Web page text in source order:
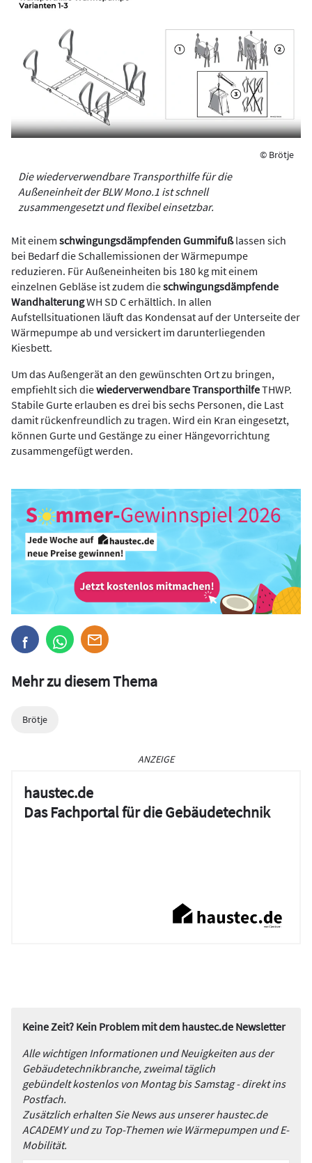
© Brötje
Die wiederverwendbare Transporthilfe für die
Außeneinheit der BLW Mono.1 ist schnell
zusammengesetzt und flexibel einsetzbar.
Mit einem schwingungsdämpfenden Gummifußlassen sich
bei Bedarf die Schallemissionen der Wärmepumpe
reduzieren. Für Außeneinheiten bis 180 kg mit einem
einzelnen Gebläse ist zudem dieschwingungsdämpfende
WandhalterungWH SD C erhältlich. In allen
Aufstellsituationen läuft das Kondensat auf der Unterseite der
Wärmepumpe ab und versickert im darunterliegenden
Kiesbett.
Um das Außengerät an den gewünschten Ort zu bringen,
empfiehlt sich diewiederverwendbare TransporthilfeTHWP.
Stabile Gurte erlauben es drei bis sechs Personen, die Last
damit rückenfreundlich zu tragen. Wird ein Kran eingesetzt,
können Gurte und Gestänge zu einer Hängevorrichtung
zusammengefügt werden.
Mehr zu diesem Thema
Brötje
ANZEIGE
haustec.de
Das Fachportal für die Gebäudetechnik
Keine Zeit? Kein Problem mit dem haustec.de Newsletter
Alle wichtigen Informationen und Neuigkeiten aus der
Gebäudetechnikbranche, zweimal täglich
gebündelt kostenlos von Montag bis Samstag - direkt ins
Postfach.
Zusätzlich erhalten Sie News aus unserer haustec.de
ACADEMY und zu Top-Themen wie Wärmepumpen und E-
Mobilität.